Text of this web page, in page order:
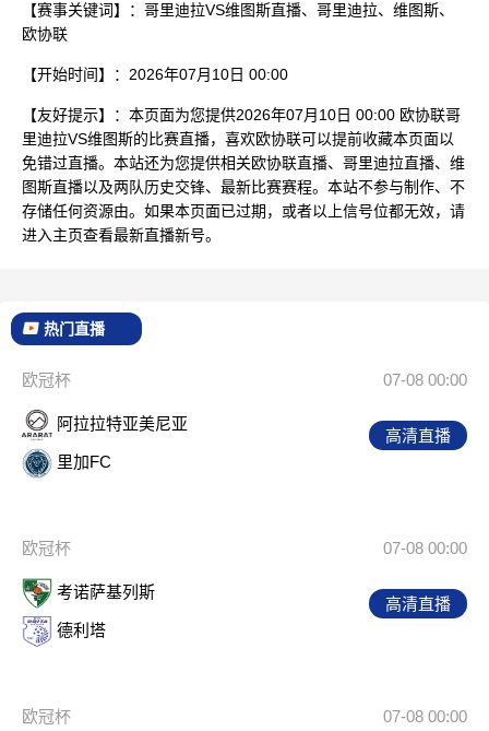
【赛事关键词】：哥里迪拉VS维图斯直播、哥里迪拉、维图斯、
欧协联
【开始时间】：2026年07月10日 00:00
【友好提示】：本页面为您提供2026年07月10日 00:00 欧协联哥
里迪拉VS维图斯的比赛直播，喜欢欧协联可以提前收藏本页面以
免错过直播。本站还为您提供相关欧协联直播、哥里迪拉直播、维
图斯直播以及两队历史交锋、最新比赛赛程。本站不参与制作、不
存储任何资源由。如果本页面已过期，或者以上信号位都无效，请
进入主页查看最新直播新号。
热门直播
欧冠杯 07-08 00:00
阿拉拉特亚美尼亚
里加FC
高清直播
欧冠杯 07-08 00:00
考诺萨基列斯
德利塔
高清直播
欧冠杯 07-08 00:00